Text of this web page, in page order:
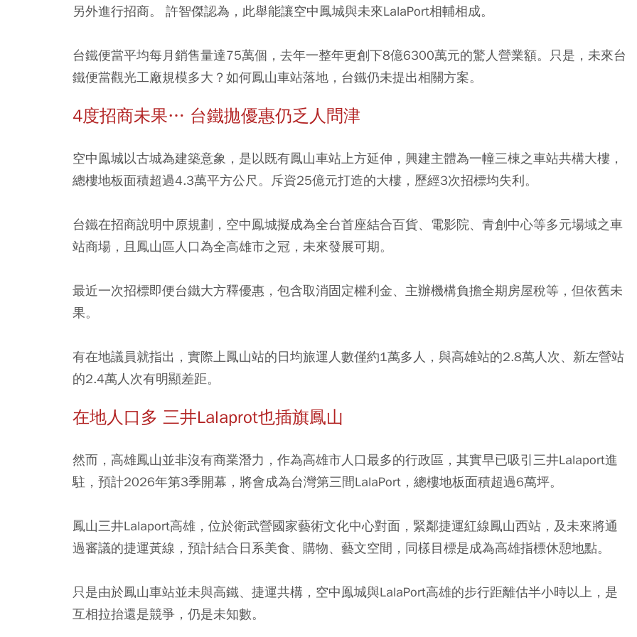
另外進行招商。 許智傑認為，此舉能讓空中鳳城與未來LalaPort相輔相成。
台鐵便當平均每月銷售量達75萬個，去年一整年更創下8億6300萬元的驚人營業額。只是，未來台
鐵便當觀光工廠規模多大？如何鳳山車站落地，台鐵仍未提出相關方案。
4度招商未果… 台鐵拋優惠仍乏人問津
空中鳯城以古城為建築意象，是以既有鳳山車站上方延伸，興建主體為一幢三棟之車站共構大樓，
總樓地板面積超過4.3萬平方公尺。斥資25億元打造的大樓，歷經3次招標均失利。
台鐵在招商說明中原規劃，空中鳯城擬成為全台首座結合百貨、電影院、青創中心等多元場域之車
站商場，且鳳山區人口為全高雄市之冠，未來發展可期。
最近一次招標即便台鐵大方釋優惠，包含取消固定權利金、主辦機構負擔全期房屋稅等，但依舊未
果。
有在地議員就指出，實際上鳳山站的日均旅運人數僅約1萬多人，與高雄站的2.8萬人次、新左營站
的2.4萬人次有明顯差距。
在地人口多 三井Lalaprot也插旗鳳山
然而，高雄鳳山並非沒有商業潛力，作為高雄市人口最多的行政區，其實早已吸引三井Lalaport進
駐，預計2026年第3季開幕，將會成為台灣第三間LalaPort，總樓地板面積超過6萬坪。
鳳山三井Lalaport高雄，位於衛武營國家藝術文化中心對面，緊鄰捷運紅線鳳山西站，及未來將通
過審議的捷運黃線，預計結合日系美食、購物、藝文空間，同樣目標是成為高雄指標休憩地點。
只是由於鳳山車站並未與高鐵、捷運共構，空中鳯城與LalaPort高雄的步行距離估半小時以上，是
互相拉抬還是競爭，仍是未知數。